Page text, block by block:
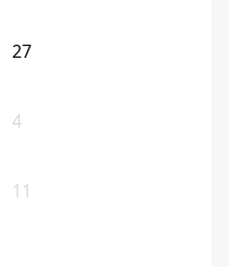
27
4
11